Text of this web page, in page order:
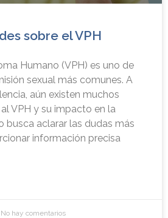
sobre el VPH
Humano (VPH) es uno de
sexual más comunes. A
aún existen muchos
VPH y su impacto en la
busca aclarar las dudas más
información precisa
No hay comentarios